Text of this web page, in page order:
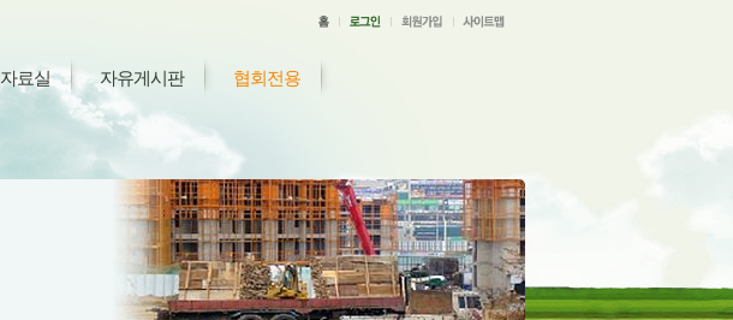
자료실 자유게시판 협회전용